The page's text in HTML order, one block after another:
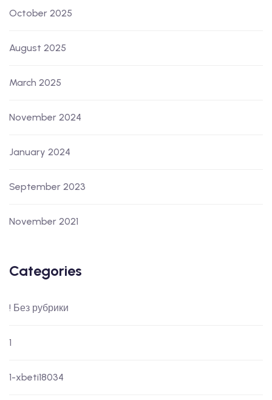
October 2025
August 2025
March 2025
November 2024
January 2024
September 2023
November 2021
Categories
! Без рубрики
1
1-xbeti18034